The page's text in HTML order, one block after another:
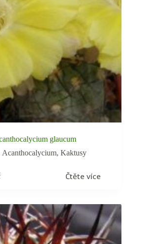
glaucum
Acanthocalycium,Kaktusy
Čtěte více